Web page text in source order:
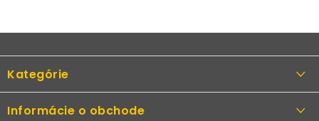
á
p
ä
Kategórie
Rastliny
Informácie o obchode